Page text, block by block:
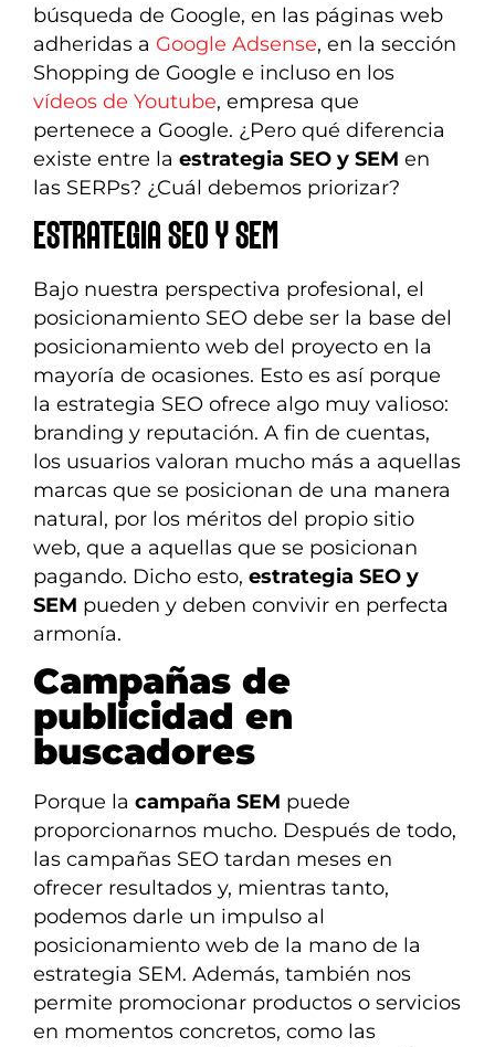
búsqueda de Google, en las páginas web
adheridas a Google Adsense, en la sección
Shopping de Google e incluso en los
vídeos de Youtube, empresa que
pertenece a Google. ¿Pero qué diferencia
existe entre la estrategia SEO y SEM en
las SERPs? ¿Cuál debemos priorizar?
ESTRATEGIA SEO Y SEM
Bajo nuestra perspectiva profesional, el
posicionamiento SEO debe ser la base del
posicionamiento web del proyecto en la
mayoría de ocasiones. Esto es así porque
la estrategia SEO ofrece algo muy valioso:
branding y reputación. A fin de cuentas,
los usuarios valoran mucho más a aquellas
marcas que se posicionan de una manera
natural, por los méritos del propio sitio
web, que a aquellas que se posicionan
pagando. Dicho esto, estrategia SEO y
SEM pueden y deben convivir en perfecta
armonía.
Campañas de
publicidad en
buscadores
Porque la campaña SEM puede
proporcionarnos mucho. Después de todo,
las campañas SEO tardan meses en
ofrecer resultados y, mientras tanto,
podemos darle un impulso al
posicionamiento web de la mano de la
estrategia SEM. Además, también nos
permite promocionar productos o servicios
en momentos concretos, como las